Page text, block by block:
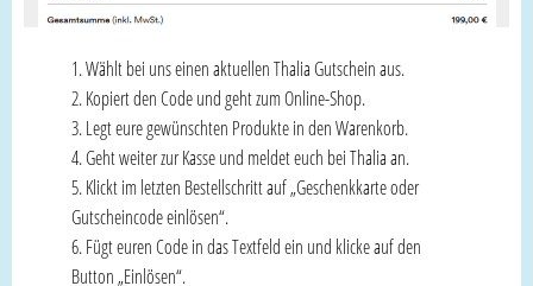
Wählt bei uns einen aktuellen Thalia Gutschein aus.
Kopiert den Code und geht zum Online-Shop.
Legt eure gewünschten Produkte in den Warenkorb.
Geht weiter zur Kasse und meldet euch bei Thalia an.
Klickt im letzten Bestellschritt auf „Geschenkkarte oder
Gutscheincode einlösen“.
Fügt euren Code in das Textfeld ein und klicke auf den
Button „Einlösen“.